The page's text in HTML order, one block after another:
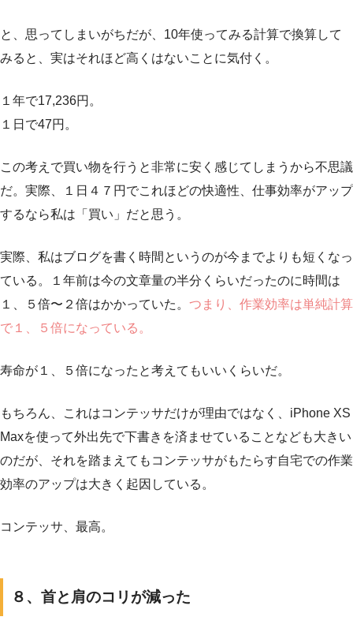
と、思ってしまいがちだが、10年使ってみる計算で換算して
みると、実はそれほど高くはないことに気付く。
１年で17,236円。
１日で47円。
この考えで買い物を行うと非常に安く感じてしまうから不思議
だ。実際、１日４７円でこれほどの快適性、仕事効率がアップ
するなら私は「買い」だと思う。
実際、私はブログを書く時間というのが今までよりも短くなっ
ている。１年前は今の文章量の半分くらいだったのに時間は
１、５倍〜２倍はかかっていた。 つまり、作業効率は単純計算
で１、５倍になっている。
寿命が１、５倍になったと考えてもいいくらいだ。
もちろん、これはコンテッサだけが理由ではなく、iPhone XS
Maxを使って外出先で下書きを済ませていることなども大きい
のだが、それを踏まえてもコンテッサがもたらす自宅での作業
効率のアップは大きく起因している。
コンテッサ、最高。
８、首と肩のコリが減った